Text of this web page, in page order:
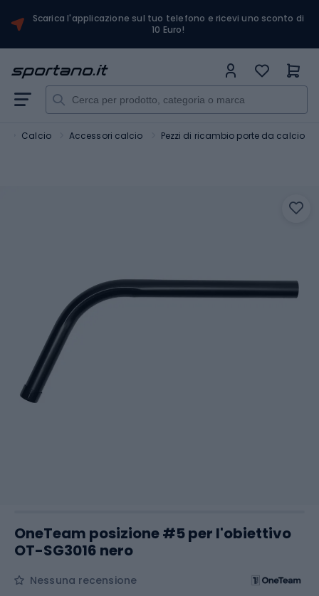
Scarica l'applicazione sul tuo telefono e ricevi uno sconto di
10 Euro!
Calcio Accessori calcio Pezzi di ricambio porte da calcio
OneTeam posizione #5 per l'obiettivo
OT-SG3016 nero
Nessuna recensione